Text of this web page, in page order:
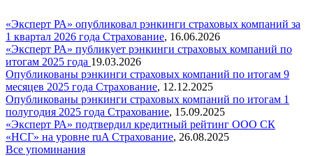
«Эксперт РА» опубликовал рэнкинги страховых компаний за
1 квартал 2026 года Страхование, 16.06.2026
«Эксперт РА» публикует рэнкинги страховых компаний по
итогам 2025 года 19.03.2026
Опубликованы рэнкинги страховых компаний по итогам 9
месяцев 2025 года Страхование, 12.12.2025
Опубликованы рэнкинги страховых компаний по итогам 1
полугодия 2025 года Страхование, 15.09.2025
«Эксперт РА» подтвердил кредитный рейтинг ООО СК
«НСГ» на уровне ruA Страхование, 26.08.2025
Все упоминания